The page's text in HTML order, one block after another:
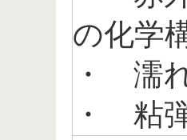
の化学
・ 濡
・ 粘